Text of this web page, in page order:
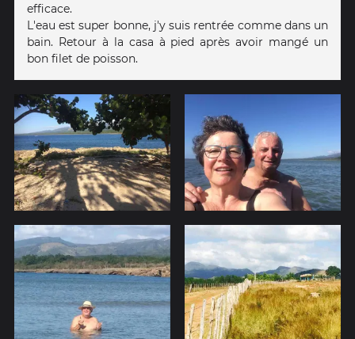
efficace.
L'eau est super bonne, j'y suis rentrée comme dans un
bain. Retour à la casa à pied après avoir mangé un
bon filet de poisson.